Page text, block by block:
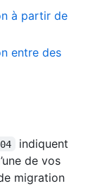
à partir de
entre des
indiquent
de vos
migration